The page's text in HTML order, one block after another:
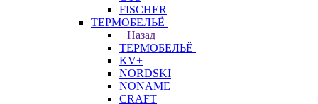
FISCHER
ТЕРМОБЕЛЬЁ
Назад
ТЕРМОБЕЛЬЁ
KV+
NORDSKI
NONAME
CRAFT